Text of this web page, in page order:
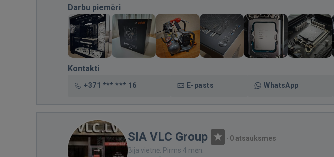
Darbu piemēri
Kontakti
+371 *** *** 16 E-pasts WhatsApp
SIA VLC Group · 0 atsauksmes
Bija vietnē: Pirms 4 mēn.